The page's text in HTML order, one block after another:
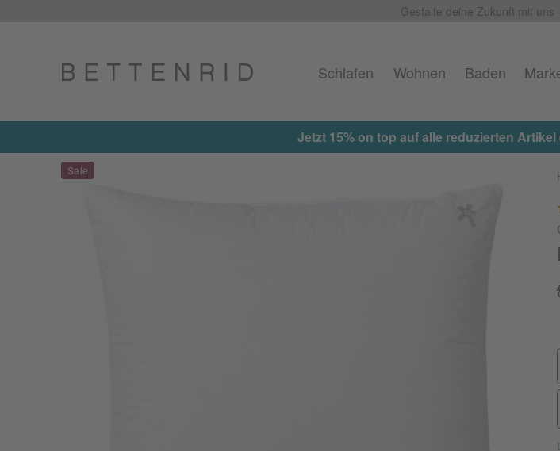
Gestalte deine Zukunft mit uns
Schlafen Wohnen Baden
Jetzt 15% on top auf alle reduzierten